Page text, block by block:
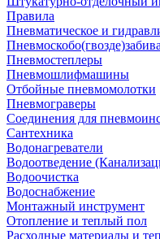
Правила
Пневматическое и
Пневмостеплеры
Пневмошлифмашины
Отбойные пневмомолотки
Пневмограверы
Соединения для
Сантехника
Водонагреватели
Водоотведение
Водоочистка
Водоснабжение
Монтажный инструмент
Отопление и теплый пол
Расходные материалы и